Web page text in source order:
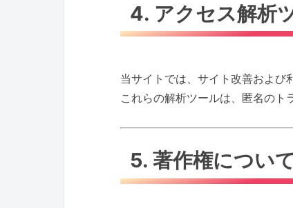
4. アクセス解析
当サイトでは、サイト改善および
これらの解析ツールは、匿名のト
5. 著作権につい